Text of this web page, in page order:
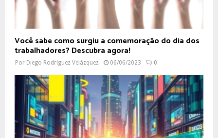
Você sabe como surgiu a comemoração do dia dos
trabalhadores? Descubra agora!
Por Diego Rodríguez Velázquez 06/06/2023 0